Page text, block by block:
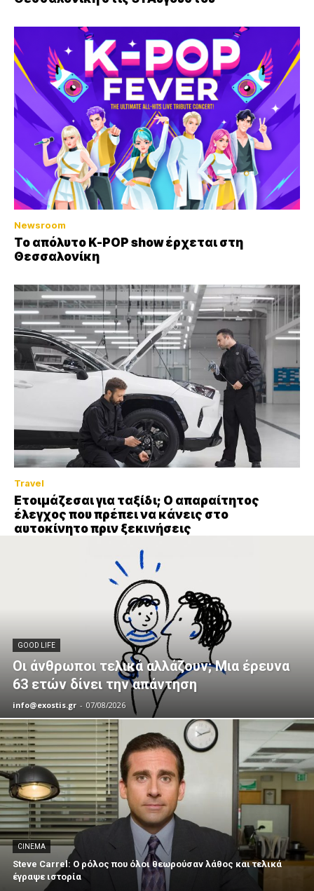
Newsroom
Το απόλυτο K-POP show έρχεται στη
Θεσσαλονίκη
Travel
Ετοιμάζεσαι για ταξίδι; Ο απαραίτητος
έλεγχος που πρέπει να κάνεις στο
αυτοκίνητο πριν ξεκινήσεις
GOOD LIFE
Οι άνθρωποι τελικά αλλάζουν; Μια έρευνα
63 ετών δίνει την απάντηση
info@exostis.gr - 07/08/2026
CINEMA
Steve Carrel: Ο ρόλος που όλοι θεωρούσαν λάθος και τελικά
έγραψε ιστορία